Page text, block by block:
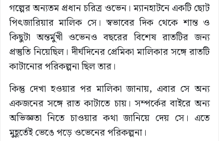
গল্পের অন্যতম প্রধান চরিত্র ওভেন। ম্যানহাটনে একটি ছোট
পিৎজারিয়ার মালিক সে। স্বভাবের দিক থেকে শান্ত ও
কিছুটা অন্তর্মুখী ওভেনও বছরের বিশেষ রাতটির জন্য
প্রস্তুতি নিয়েছিল। দীর্ঘদিনের প্রেমিকা মালিকার সঙ্গে রাতটি
কাটানোর পরিকল্পনা ছিল তার।
কিন্তু দেখা হওয়ার পর মালিকা জানায়, এবার সে অন্য
একজনের সঙ্গে রাত কাটাতে চায়। সম্পর্কের বাইরে অন্য
অভিজ্ঞতা নিতে চাওয়ার কথা জানিয়ে দেয় সে। এতে
মুহূর্তেই ভেঙে পড়ে ওভেনের পরিকল্পনা।